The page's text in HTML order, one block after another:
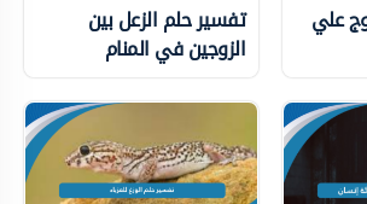
علي تفسير حلم الزعل بين
الزوجين في المنام